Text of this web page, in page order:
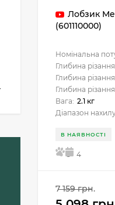
Лобзик
(601110000)
Номінальна
Глибина
Глибина
Глибина
Вага: 2.1 кг
Діапазон
В НАЯВНОСТІ
5 4
7 159 грн.